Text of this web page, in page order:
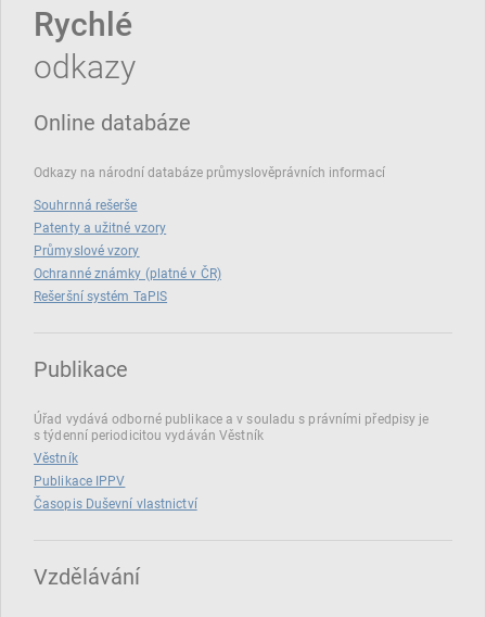
Rychlé
odkazy
Online databáze
Odkazy na národní databáze průmyslověprávních informací
Souhrnná rešerše
Patenty a užitné vzory
Průmyslové vzory
Ochranné známky (platné v ČR)
Rešeršní systém TaPIS
Publikace
Úřad vydává odborné publikace a v souladu s právními předpisy je
s týdenní periodicitou vydáván Věstník
Věstník
Publikace IPPV
Časopis Duševní vlastnictví
Vzdělávání